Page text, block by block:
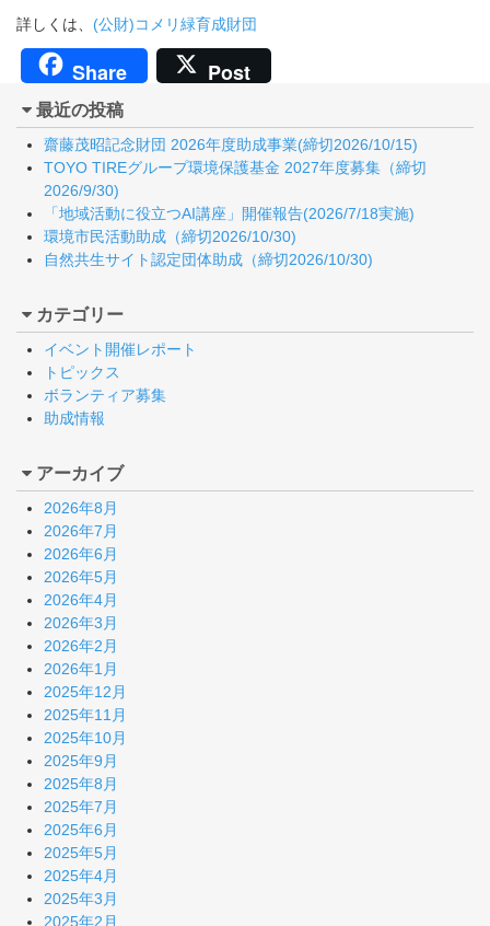
詳しくは、 (公財)コメリ緑育成財団
Share Post
最近の投稿
齋藤茂昭記念財団 2026年度助成事業(締切2026/10/15)
TOYO TIREグループ環境保護基金 2027年度募集（締切
2026/9/30)
「地域活動に役立つAI講座」開催報告(2026/7/18実施)
環境市民活動助成（締切2026/10/30)
自然共生サイト認定団体助成（締切2026/10/30)
カテゴリー
イベント開催レポート
トピックス
ボランティア募集
助成情報
アーカイブ
2026年8月
2026年7月
2026年6月
2026年5月
2026年4月
2026年3月
2026年2月
2026年1月
2025年12月
2025年11月
2025年10月
2025年9月
2025年8月
2025年7月
2025年6月
2025年5月
2025年4月
2025年3月
2025年2月